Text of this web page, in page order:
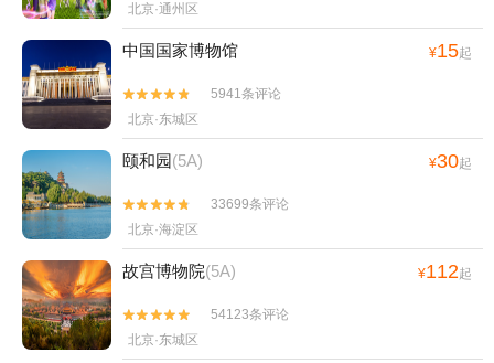
北京·通州区
中国国家博物馆 ¥15起


5941条评论
北京·东城区
颐和园(5A) ¥30起


33699条评论
北京·海淀区
故宫博物院(5A) ¥112起


54123条评论
北京·东城区